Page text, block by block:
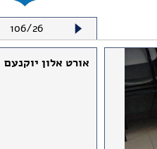
106/26
אורט אלון יוקנעם